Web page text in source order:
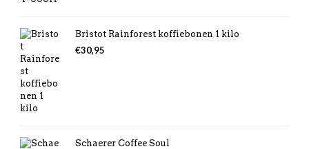
Bristot Rainforest koffiebonen 1 kilo
€30,95
Schaerer Coffee Soul